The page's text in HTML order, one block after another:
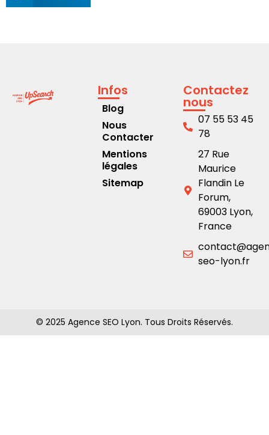
Infos
Blog
Nous
Contacter
Mentions
légales
Sitemap
Contactez
nous
07 55 53 45
78
27 Rue
Maurice
Flandin Le
Forum,
69003 Lyon,
France
seo-lyon.fr
© 2025 Agence SEO Lyon. Tous Droits Réservés.